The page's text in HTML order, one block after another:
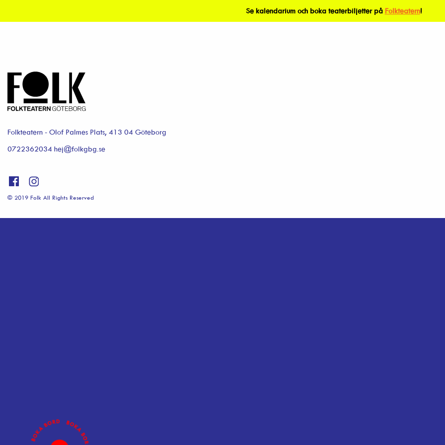
Se kalendarium och boka teaterbiljetter på Folkteatern!
Folkteatern - Olof Palmes Plats, 413 04 Göteborg
0722362034 hej@folkgbg.se
© 2019 Folk All Rights Reserved